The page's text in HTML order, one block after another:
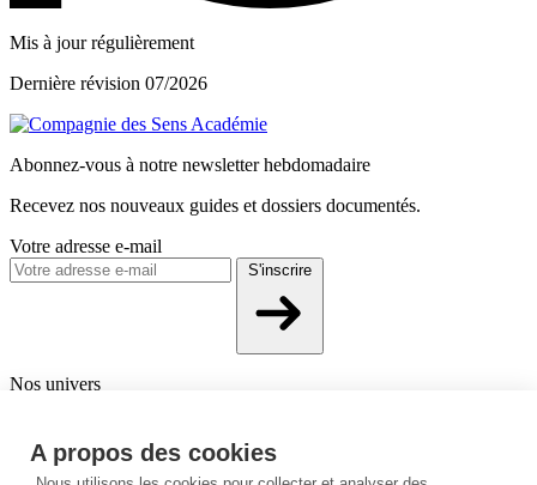
A propos des cookies
Mis à jour régulièrement
Dernière révision 07/2026
Abonnez-vous à notre newsletter hebdomadaire
Recevez nos nouveaux guides et dossiers documentés.
Votre adresse e-mail
S'inscrire
Nos univers
cosmétique